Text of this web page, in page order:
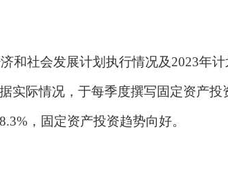
和社会发展计划执行情况及2023年
实际情况，于每季度撰写固定资产
，固定资产投资趋势向好。